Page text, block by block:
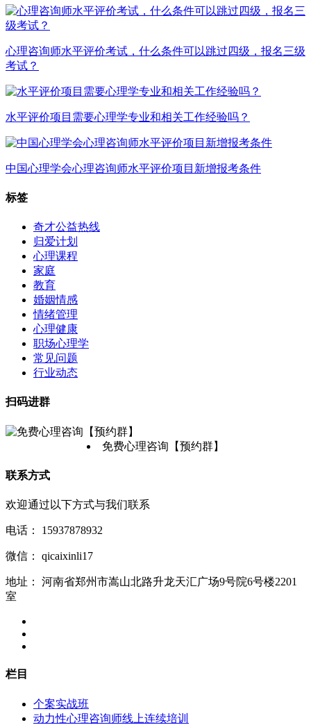
心理咨询师水平评价考试，什么条件可以跳过四级，报名三级
考试？
水平评价项目需要心理学专业和相关工作经验吗？
中国心理学会心理咨询师水平评价项目新增报考条件
标签
奇才公益热线
归爱计划
心理课程
家庭
教育
婚姻情感
情绪管理
心理健康
职场心理学
常见问题
行业动态
扫码进群
免费心理咨询【预约群】
联系方式
欢迎通过以下方式与我们联系
电话： 15937878932
微信： qicaixinli17
地址：
河南省郑州市嵩山北路升龙天汇广场9号院6号楼2201
室
栏目
个案实战班
动力性心理咨询师线上连续培训